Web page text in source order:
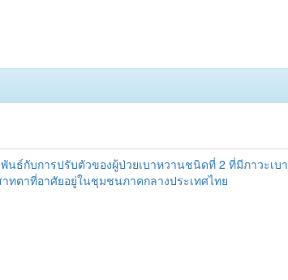
นธ์กับการปรับตัวของผู้ป่วยเบาหวานชนิดที่ 2 ที่มีภาวะเบา
ทตาที่อาศัยอยู่ในชุมชนภาคกลางประเทศไทย